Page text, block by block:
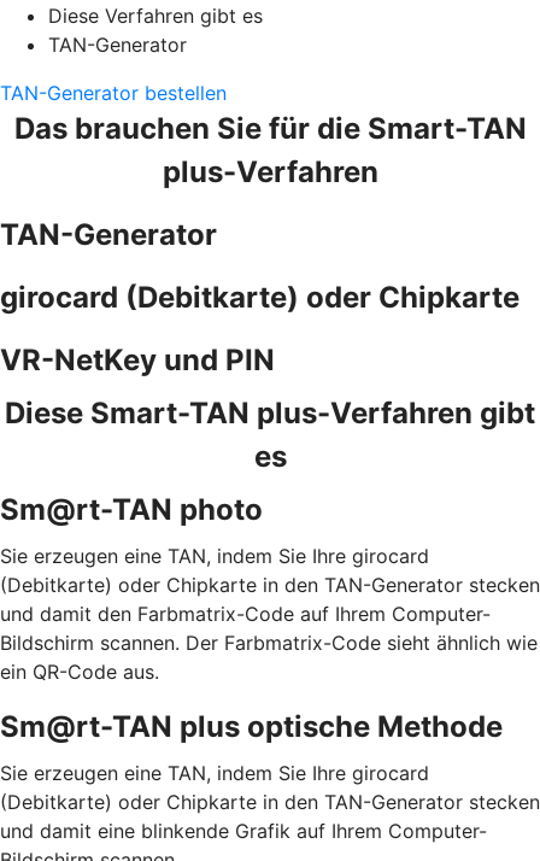
Diese Verfahren gibt es
TAN-Generator
TAN-Generator bestellen
Das brauchen Sie für die Smart-TAN
plus-Verfahren
TAN-Generator
girocard (Debitkarte) oder Chipkarte
VR-NetKey und PIN
Diese Smart-TAN plus-Verfahren gibt
es
Sm@rt-TAN photo
Sie erzeugen eine TAN, indem Sie Ihre girocard
(Debitkarte) oder Chipkarte in den TAN-Generator stecken
und damit den Farbmatrix-Code auf Ihrem Computer-
Bildschirm scannen. Der Farbmatrix-Code sieht ähnlich wie
ein QR-Code aus.
Sm@rt-TAN plus optische Methode
Sie erzeugen eine TAN, indem Sie Ihre girocard
(Debitkarte) oder Chipkarte in den TAN-Generator stecken
und damit eine blinkende Grafik auf Ihrem Computer-